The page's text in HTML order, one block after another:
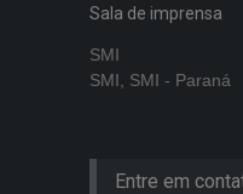
Sala de imprensa
SMI
SMI, SMI - Paraná
Entre em